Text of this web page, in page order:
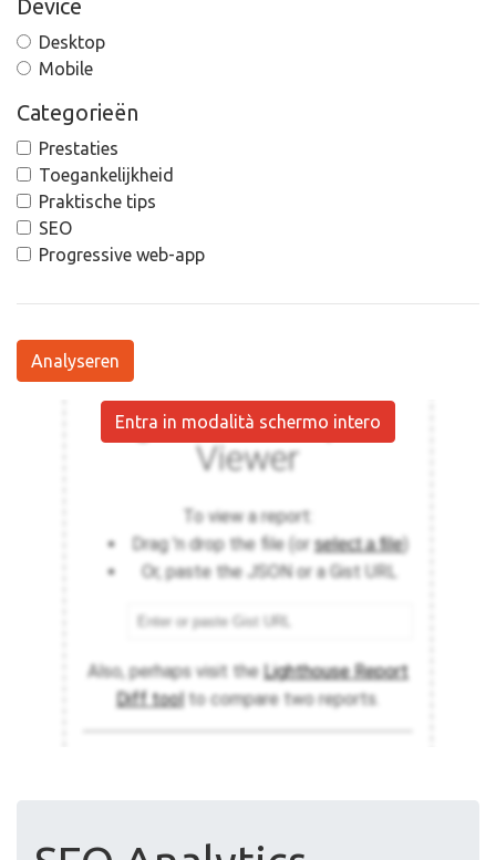
Device
Desktop
Mobile
Categorieën
Prestaties
Toegankelijkheid
Praktische tips
SEO
Progressive web-app
Analyseren
Entra in modalità schermo intero